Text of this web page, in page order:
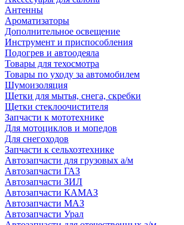
Антенны
Ароматизаторы
Дополнительное освещение
Инструмент и приспособления
Подогрев и автоодеяла
Товары для техосмотра
Товары по уходу за автомобилем
Шумоизоляция
Щетки для мытья, снега, скребки
Щетки стеклоочистителя
Запчасти к мототехнике
Для мотоциклов и мопедов
Для снегоходов
Запчасти к сельхозтехнике
Автозапчасти для грузовых а/м
Автозапчасти ГАЗ
Автозапчасти ЗИЛ
Автозапчасти КАМАЗ
Автозапчасти МАЗ
Автозапчасти Урал